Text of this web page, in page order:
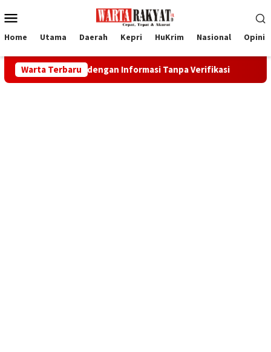
ke
Mobile
Home Utama Daerah Kepri HuKrim Nasional Opini
Warta Terbaru
dengan Informasi Tanpa Verifikasi Forum TJSP